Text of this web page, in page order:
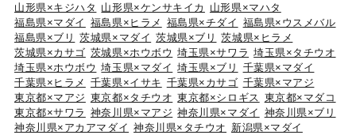
山形県×キジハタ 山形県×ケンサキイカ
山形県×マハタ
福島県×マダイ 福島県×ヒラメ 福島県×チダイ 福島県×ウスメバル
福島県×ブリ
茨城県×マダイ 茨城県×ブリ
茨城県×ヒラメ
茨城県×カサゴ 茨城県×ホウボウ 埼玉県×サワラ 埼玉県×タチウオ
埼玉県×ホウボウ 埼玉県×マダイ 埼玉県×ブリ
千葉県×マダイ
千葉県×ヒラメ 千葉県×イサキ 千葉県×カサゴ 千葉県×マアジ
東京都×マアジ 東京都×タチウオ 東京都×シロギス 東京都×マダコ
東京都×サワラ 神奈川県×マアジ 神奈川県×マダイ 神奈川県×ブリ
神奈川県×アカアマダイ 神奈川県×タチウオ 新潟県×マダイ